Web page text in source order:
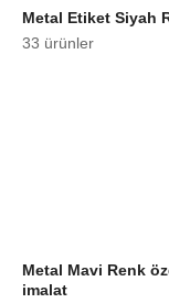
Metal Etiket Siyah
33 ürünler
Metal Mavi Renk
imalat